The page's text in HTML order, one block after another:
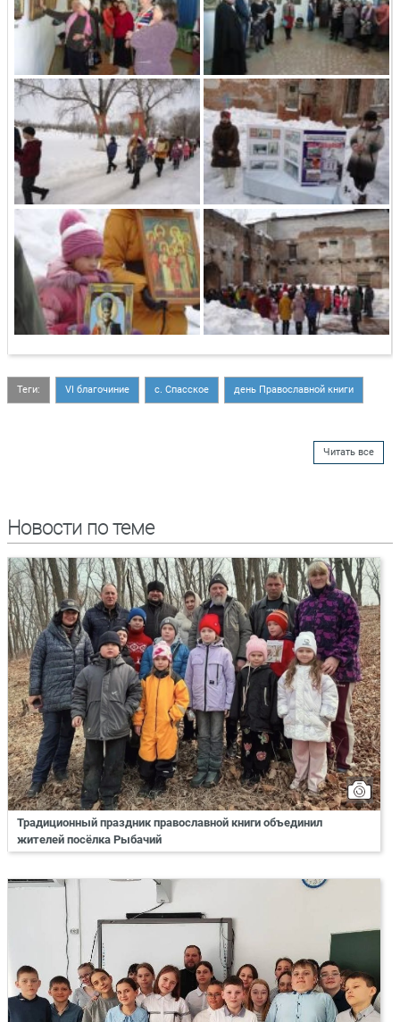
Теги: VI благочиние с. Спасское день Православной книги
Читать все
Новости по теме
Традиционный праздник православной книги объединил
жителей посёлка Рыбачий